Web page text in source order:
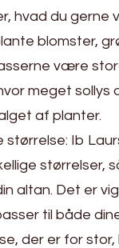
hvad du gerne
blomster,
være
meget sollys
af planter.
størrelse: Ib
størrelser,
altan. Det er
til både
der er for